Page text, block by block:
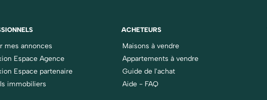
mes annonces
Espace Agence
Espace partenaire
immobiliers
ACHETEURS
Maisons à vendre
Appartements à vendre
Guide de l'achat
Aide - FAQ